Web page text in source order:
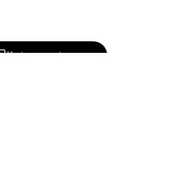
Надіслати повідомлення